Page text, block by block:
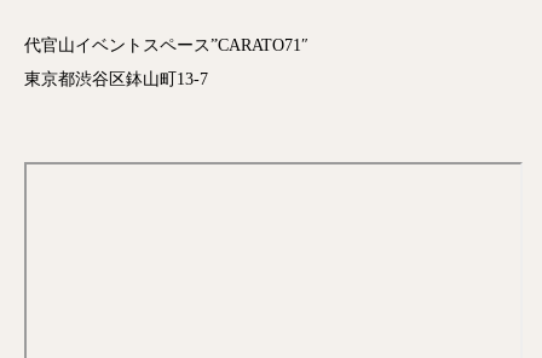
代官山イベントスペース”CARATO71″
東京都渋谷区鉢山町13-7